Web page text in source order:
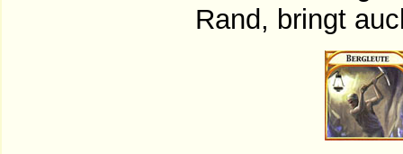
Rand, bringt